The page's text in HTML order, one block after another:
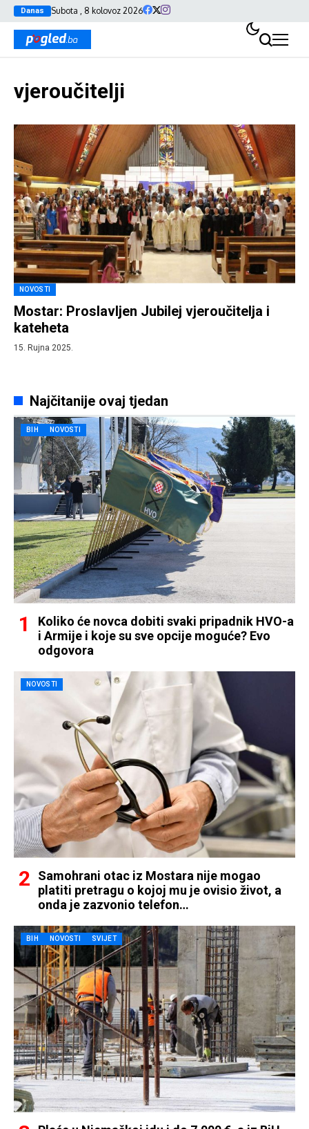
Danas Subota , 8 kolovoz 2026
vjeroučitelji
NOVOSTI
Mostar: Proslavljen Jubilej vjeroučitelja i
kateheta
15. Rujna 2025.
Najčitanije ovaj tjedan
BIH NOVOSTI
Koliko će novca dobiti svaki pripadnik HVO-a
i Armije i koje su sve opcije moguće? Evo
odgovora
NOVOSTI
Samohrani otac iz Mostara nije mogao
platiti pretragu o kojoj mu je ovisio život, a
onda je zazvonio telefon…
BIH NOVOSTI SVIJET